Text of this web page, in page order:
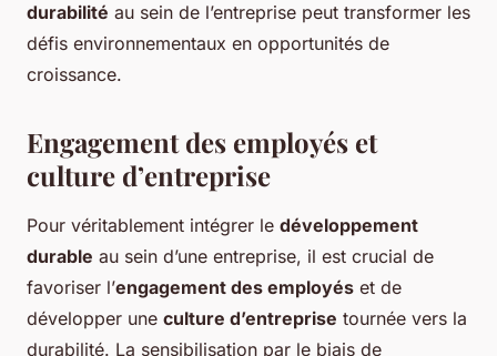
durabilité au sein de l’entreprise peut transformer les
défis environnementaux en opportunités de
croissance.
Engagement des employés et
culture d’entreprise
Pour véritablement intégrer le développement
durable au sein d’une entreprise, il est crucial de
favoriser l’engagement des employés et de
développer une culture d’entreprise tournée vers la
durabilité. La sensibilisation par le biais de